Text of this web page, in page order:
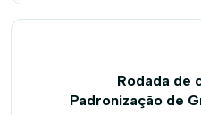
Rodada de
Padronização de